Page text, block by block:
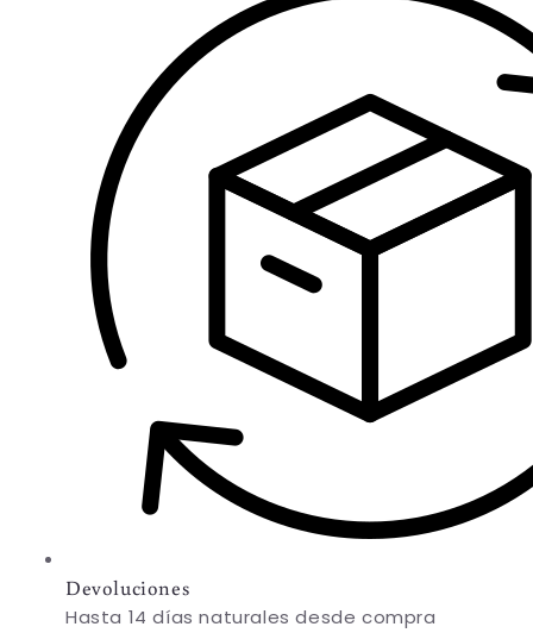
Devoluciones
Hasta 14 días naturales desde compra